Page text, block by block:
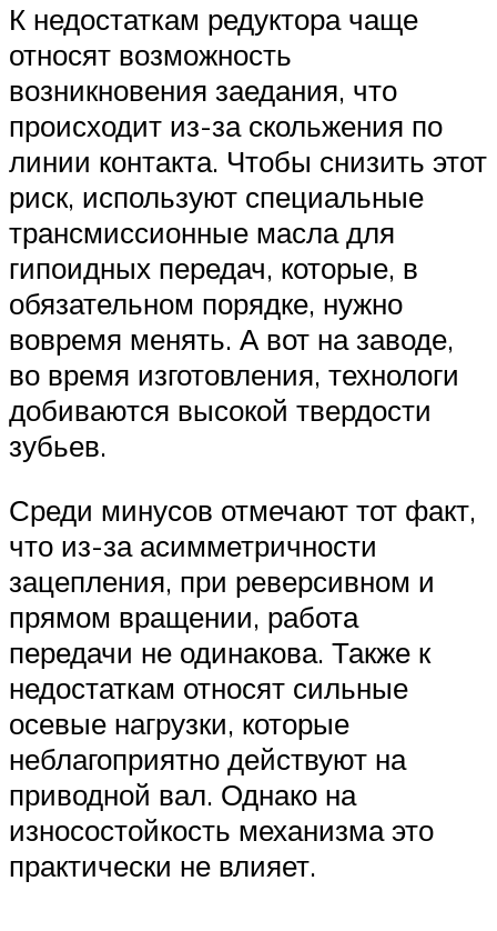
К недостаткам редуктора чаще
относят возможность
возникновения заедания, что
происходит из-за скольжения по
линии контакта. Чтобы снизить этот
риск, используют специальные
трансмиссионные масла для
гипоидных передач, которые, в
обязательном порядке, нужно
вовремя менять. А вот на заводе,
во время изготовления, технологи
добиваются высокой твердости
зубьев.
Среди минусов отмечают тот факт,
что из-за асимметричности
зацепления, при реверсивном и
прямом вращении, работа
передачи не одинакова. Также к
недостаткам относят сильные
осевые нагрузки, которые
неблагоприятно действуют на
приводной вал. Однако на
износостойкость механизма это
практически не влияет.